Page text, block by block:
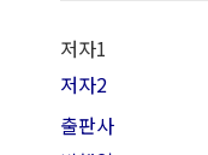
저자1
저자2
출판사